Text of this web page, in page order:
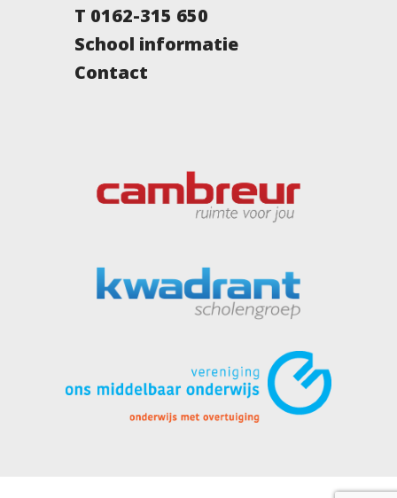
T 0162-315 650
School informatie
Contact